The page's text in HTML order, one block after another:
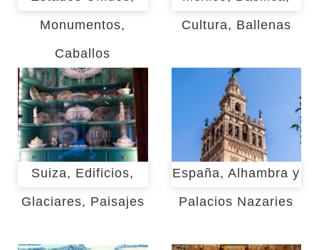
Monumentos,
Caballos
Cultura, Ballenas
Suiza, Edificios,
Glaciares, Paisajes
España, Alhambra y
Palacios Nazaries